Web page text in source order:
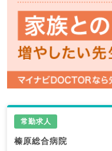
常勤求人
榛原総合病院